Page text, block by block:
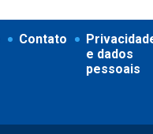
Contato
e dados
pessoais